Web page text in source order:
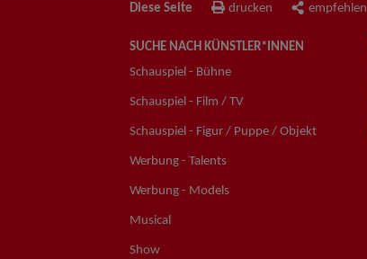
Diese Seite drucken empfehlen
SUCHE NACH KÜNSTLER*INNEN
Schauspiel - Bühne
Schauspiel - Film / TV
Schauspiel - Figur / Puppe / Objekt
Werbung - Talents
Werbung - Models
Musical
Show